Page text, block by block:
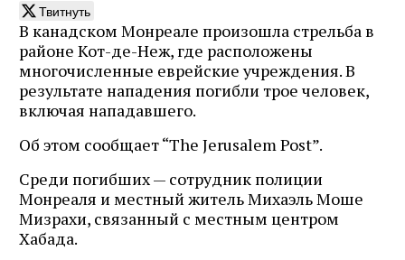
Твитнуть
В канадском Монреале произошла стрельба в
районе Кот-де-Неж, где расположены
многочисленные еврейские учреждения. В
результате нападения погибли трое человек,
включая нападавшего.
Об этом сообщает “The Jerusalem Post”.
Среди погибших — сотрудник полиции
Монреаля и местный житель Михаэль Моше
Мизрахи, связанный с местным центром
Хабада.